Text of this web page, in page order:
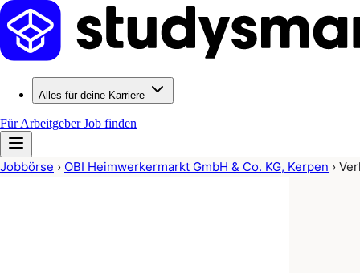
Alles für deine Karriere
Für ArbeitgeberJob finden
Jobbörse › OBI Heimwerkermarkt GmbH & Co. KG, Kerpen ›